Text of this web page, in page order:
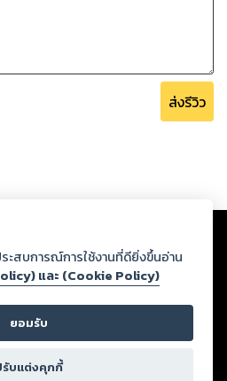
ส่งรีวิว
เว็บไซต์และปรากฏว่าละเมิดสิทธิใน
ขัดต่อกฎหมายและศีลธรรม ดังนั้น ผู้อ่าน
นกรองด้วยตนเอง และหากท่านพบว่าส่วน
ม กรุณาแจ้งมายังบริษัท เพื่อทีมงานจะได้
อกขอสงวนลิขสิทธิ์ตามพระราชบัญญัติ
ะสบการณ์การใช้งานที่ดียิ่งขึ้นอ่าน
และ (Cookie Policy)
ยอมรับ
รับแต่งคุกกี้